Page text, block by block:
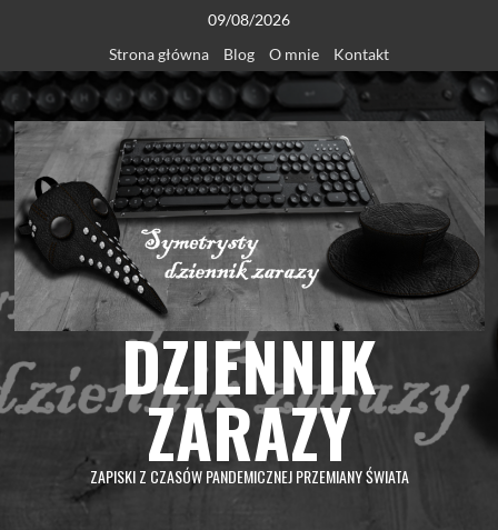
content
09/08/2026
Strona główna
Blog O mnie Kontakt
DZIENNIK
ZARAZY
ZAPISKI Z CZASÓW PANDEMICZNEJ PRZEMIANY ŚWIATA